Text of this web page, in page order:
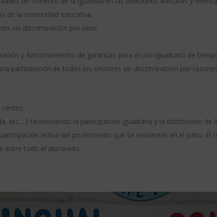
de la comunidad educativa.
sin discriminación por sexo.
y funcionamiento de garantías para el uso igualitario de
participación de todos los sectores sin discriminación por
centro.
etc.…) favoreciendo la participación igualitaria y la distribución
activa del profesorado que se encuentre en el patio. El
entre todo el alumnado.